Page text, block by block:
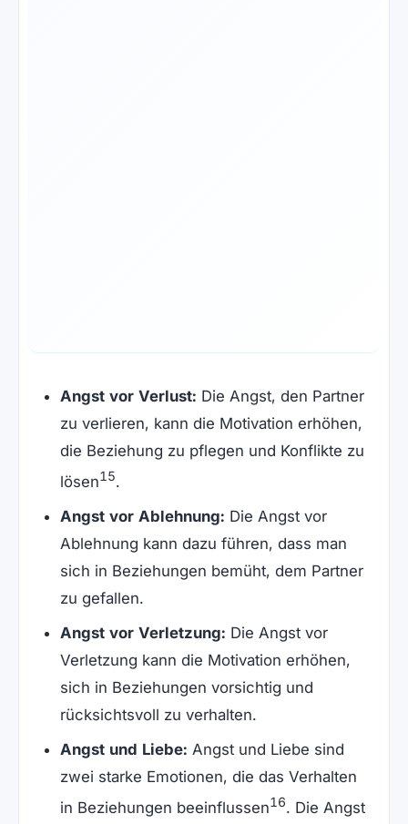
Angst vor Verlust: Die Angst, den Partner
zu verlieren, kann die Motivation erhöhen,
die Beziehung zu pflegen und Konflikte zu
lösen15.
Angst vor Ablehnung: Die Angst vor
Ablehnung kann dazu führen, dass man
sich in Beziehungen bemüht, dem Partner
zu gefallen.
Angst vor Verletzung: Die Angst vor
Verletzung kann die Motivation erhöhen,
sich in Beziehungen vorsichtig und
rücksichtsvoll zu verhalten.
Angst und Liebe: Angst und Liebe sind
zwei starke Emotionen, die das Verhalten
in Beziehungen beeinflussen16. Die Angst